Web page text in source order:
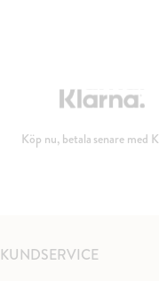
Köp nu, betala senare med
KUNDSERVICE